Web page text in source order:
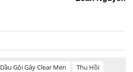
Dầu Gội Gây Clear Men
Thu Hồi